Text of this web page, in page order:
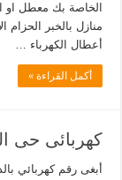
الخاصة بك معطل او
منازل بالخبر
أعطال الكهرباء …
أكمل القراءة »
كهربائى حى
أبغى رقم كهربائي